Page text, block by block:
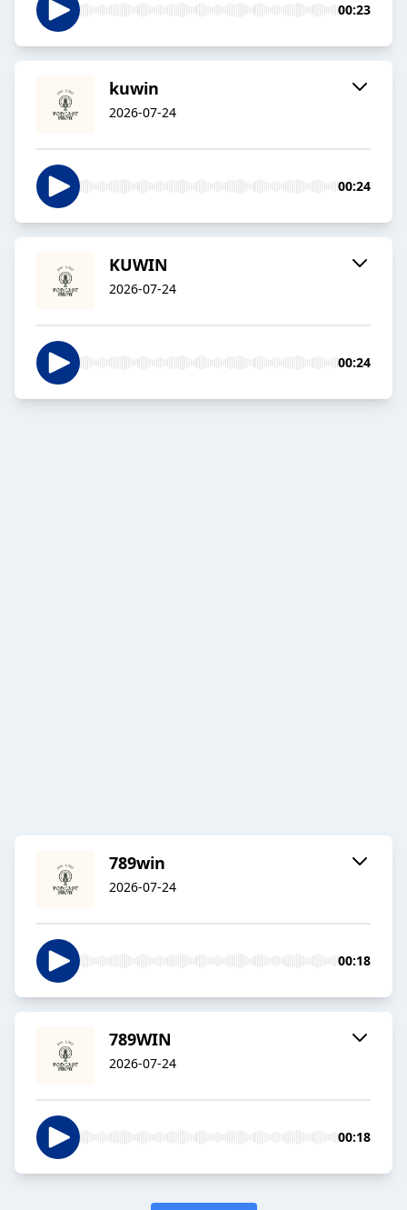
00:23
kuwin
2026-07-24
00:24
KUWIN
2026-07-24
00:24
789win
2026-07-24
00:18
789WIN
2026-07-24
00:18